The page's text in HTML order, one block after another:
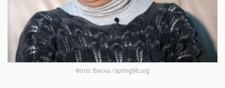
Фото: Вясна / spring96.org